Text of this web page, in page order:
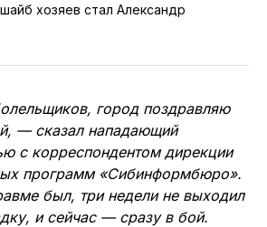
хозяев стал Александр
город поздравляю
— сказал нападающий
с корреспондентом дирекции
программ «Сибинформбюро».
был, три недели не выходил
и сейчас — сразу в бой.